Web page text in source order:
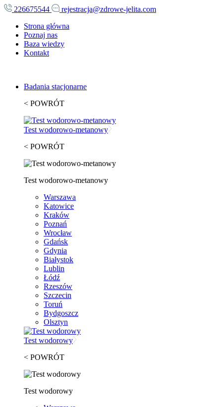
226675544
rejestracja@zdrowe-jelita.com
Strona główna
Poznaj nas
Baza wiedzy
Kontakt
Badania stacjonarne
< POWRÓT
Test wodorowo-metanowy
< POWRÓT
Test wodorowo-metanowy
Warszawa
Katowice
Kraków
Poznań
Wrocław
Gdańsk
Gdynia
Białystok
Lublin
Łódź
Rzeszów
Szczecin
Toruń
Bydgoszcz
Olsztyn
Test wodorowy
< POWRÓT
Test wodorowy